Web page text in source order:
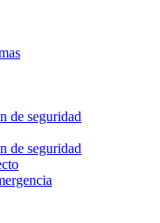
de seguridad
de seguridad